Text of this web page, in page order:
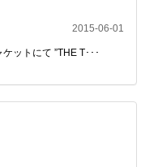
2015-06-01
ットにて ”THE T･･･